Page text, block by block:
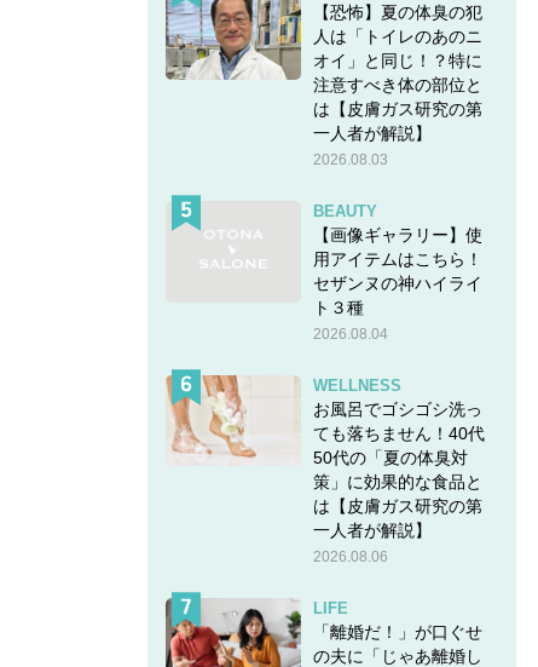
【恐怖】夏の体臭の犯
人は「トイレのあのニ
オイ」と同じ！？特に
注意すべき体の部位と
は【皮膚ガス研究の第
一人者が解説】
2026.08.03
BEAUTY
【画像ギャラリー】使
用アイテムはこちら！
セザンヌの神ハイライ
ト３種
2026.08.04
WELLNESS
お風呂でゴシゴシ洗っ
ても落ちません！40代
50代の「夏の体臭対
策」に効果的な食品と
は【皮膚ガス研究の第
一人者が解説】
2026.08.06
LIFE
「離婚だ！」が口ぐせ
の夫に「じゃあ離婚し